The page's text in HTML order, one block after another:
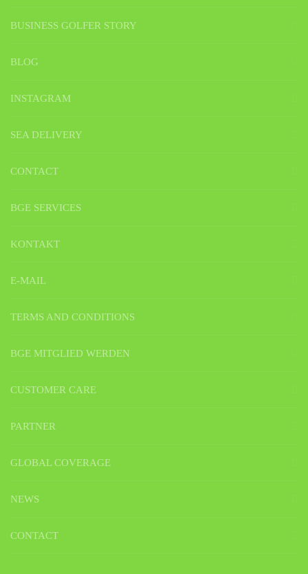
BUSINESS GOLFER STORY
BLOG
INSTAGRAM
SEA DELIVERY
CONTACT
BGE SERVICES
KONTAKT
E-MAIL
TERMS AND CONDITIONS
BGE MITGLIED WERDEN
CUSTOMER CARE
PARTNER
GLOBAL COVERAGE
NEWS
CONTACT